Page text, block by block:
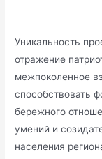
Уникальность
отражение
межпоколенное
способствовать
бережного
умений и
населения